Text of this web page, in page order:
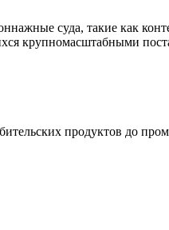
суда, такие как
крупномасштабными
продуктов до